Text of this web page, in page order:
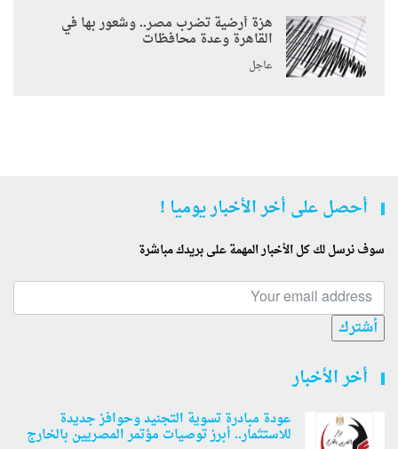
هزة أرضية تضرب مصر.. وشعور بها في
القاهرة وعدة محافظات
عاجل
أحصل على أخر الأخبار يوميا !
سوف نرسل لك كل الأخبار المهمة على بريدك مباشرة
أشترك
أخر الأخبار
عودة مبادرة تسوية التجنيد وحوافز جديدة
للاستثمار.. أبرز توصيات مؤتمر المصريين بالخارج